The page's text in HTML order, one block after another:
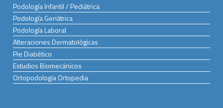
Podología Infantil / Pediátrica
Podología Geriátrica
Podología Laboral
Alteraciones Dermatológicas
Pie Diabético
Estudios Biomecánicos
Ortopodología Ortopedia